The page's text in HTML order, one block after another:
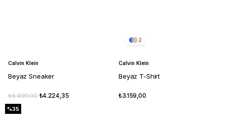
Calvin Klein
Beyaz Sneaker
₺4.224,35
₺6.499,00
%35
2
Calvin Klein
Beyaz T-Shirt
₺3.159,00